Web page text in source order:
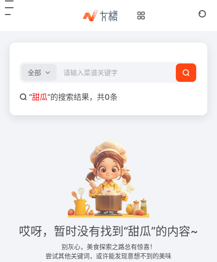
全部
“甜瓜”的搜索结果，共0条
哎呀，暂时没有找到“甜瓜”的内容~
别灰心，美食探索之路总有惊喜！
尝试其他关键词，或许能发现意想不到的美味